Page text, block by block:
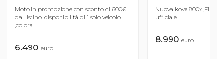
Moto in promozione con sconto di 600€
dal listino .disponibilità di 1 solo veicolo
,colora...
6.490 euro
Nuova kove 800x
ufficiale
8.990 euro